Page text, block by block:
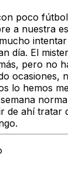
poco
a nuestra
día. El
pero no
ocasiones,
lo hemos
de ahí tratar